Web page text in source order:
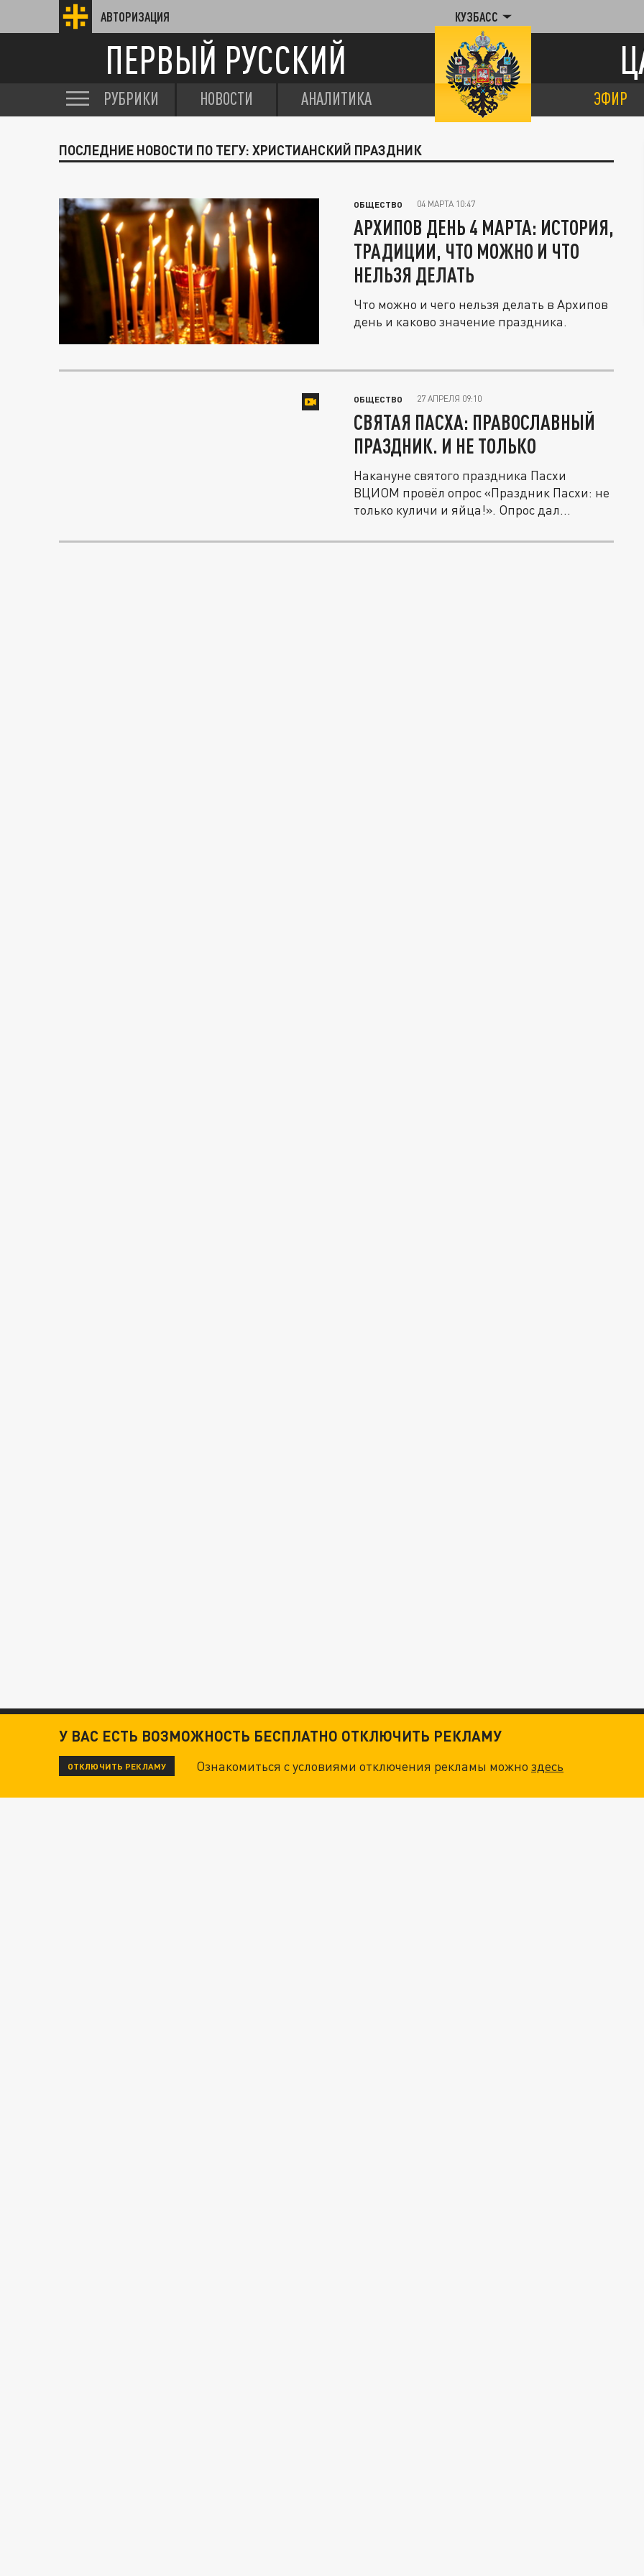
АВТОРИЗАЦИЯ КУЗБАСС
ПЕРВЫЙ РУССКИЙ
РУБРИКИ НОВОСТИ АНАЛИТИКА ЭФИР
ПОСЛЕДНИЕ НОВОСТИ ПО ТЕГУ: ХРИСТИАНСКИЙ ПРАЗДНИК
ОБЩЕСТВО 04 МАРТА 10:47
АРХИПОВ ДЕНЬ 4 МАРТА: ИСТОРИЯ,
ТРАДИЦИИ, ЧТО МОЖНО И ЧТО
НЕЛЬЗЯ ДЕЛАТЬ
Что можно и чего нельзя делать в Архипов
день и каково значение праздника.
ОБЩЕСТВО 27 АПРЕЛЯ 09:10
СВЯТАЯ ПАСХА: ПРАВОСЛАВНЫЙ
ПРАЗДНИК. И НЕ ТОЛЬКО
Накануне святого праздника Пасхи
ВЦИОМ провёл опрос «Праздник Пасхи: не
только куличи и яйца!». Опрос дал...
У ВАС ЕСТЬ ВОЗМОЖНОСТЬ БЕСПЛАТНО ОТКЛЮЧИТЬ РЕКЛАМУ
ОТКЛЮЧИТЬ РЕКЛАМУ Ознакомиться с условиями отключения рекламы можноздесь